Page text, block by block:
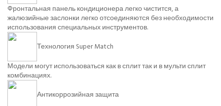
Фронтальная панель кондиционера легко чистится, а
жалюзийные заслонки легко отсоединяются без необходимости
использования специальных инструментов.
Технология Super Match
Модели могут использоваться как в сплит так и в мульти сплит
комбинациях.
Антикоррозийная защита